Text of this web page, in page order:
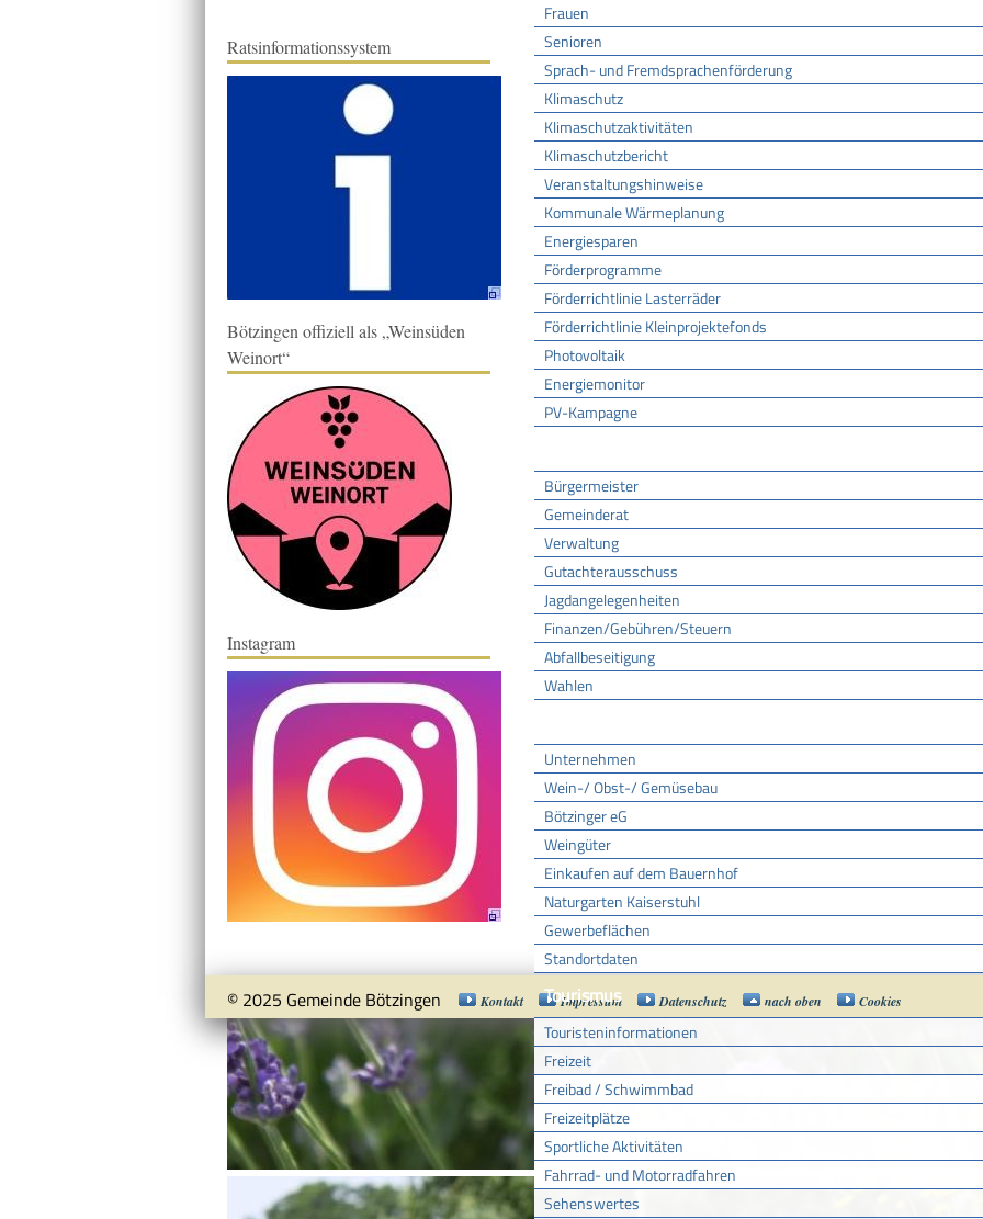
Frauen
Senioren
Sprach- und Fremdsprachenförderung
Klimaschutz
Klimaschutzaktivitäten
Klimaschutzbericht
Veranstaltungshinweise
Kommunale Wärmeplanung
Energiesparen
Förderprogramme
Förderrichtlinie Lasterräder
Förderrichtlinie Kleinprojektefonds
Photovoltaik
Energiemonitor
PV-Kampagne
Bürgermeister
Gemeinderat
Verwaltung
Gutachterausschuss
Jagdangelegenheiten
Finanzen/Gebühren/Steuern
Abfallbeseitigung
Wahlen
Unternehmen
Wein-/ Obst-/ Gemüsebau
Bötzinger eG
Weingüter
Einkaufen auf dem Bauernhof
Naturgarten Kaiserstuhl
Gewerbeflächen
Standortdaten
Tourismus
Touristeninformationen
Freizeit
Freibad / Schwimmbad
Freizeitplätze
Sportliche Aktivitäten
Fahrrad- und Motorradfahren
Sehenswertes
Ratsinformationssystem
Bötzingen offiziell als „Weinsüden
Weinort“
Instagram
© 2025 Gemeinde Bötzingen Kontakt Impressum Datenschutz nach oben Cookies